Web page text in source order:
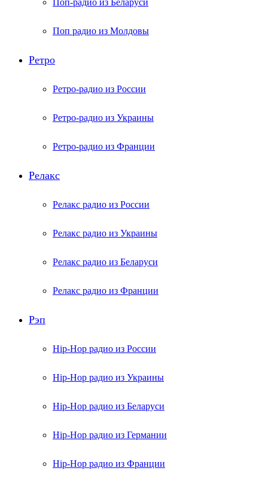
Поп-радио из Беларуси
Поп радио из Молдовы
Ретро
Ретро-радио из России
Ретро-радио из Украины
Ретро-радио из Франции
Релакс
Релакс радио из России
Релакс радио из Украины
Релакс радио из Беларуси
Релакс радио из Франции
Рэп
Hip-Hop радио из России
Hip-Hop радио из Украины
Hip-Hop радио из Беларуси
Hip-Hop радио из Германии
Hip-Hop радио из Франции